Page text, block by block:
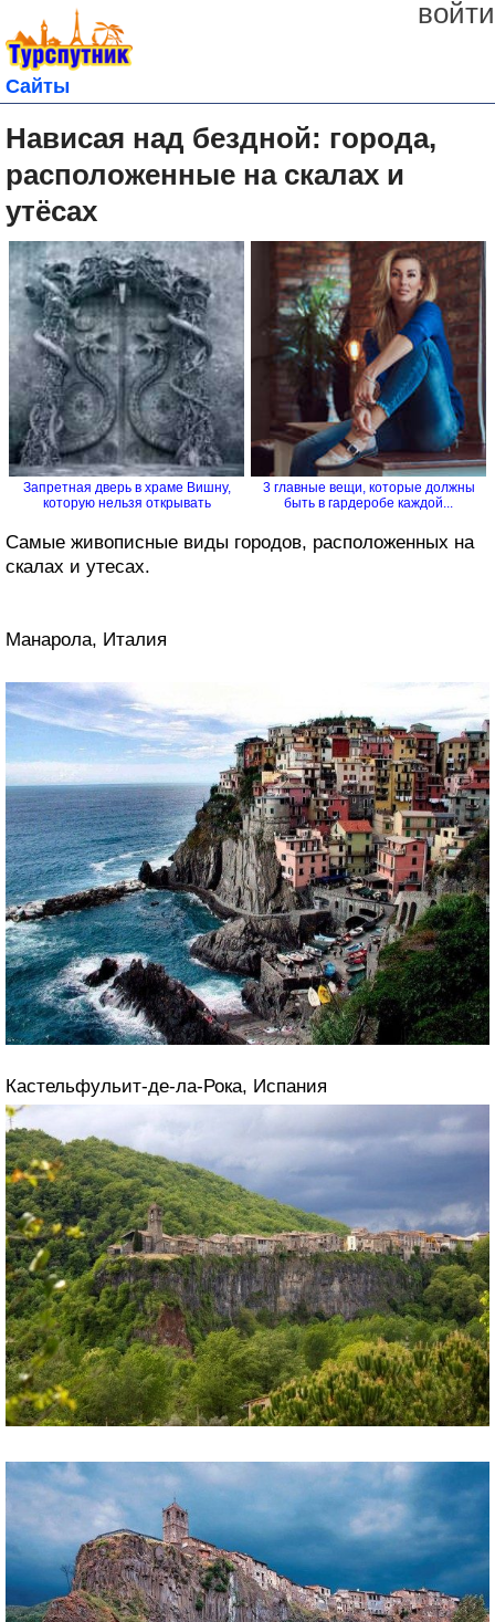
войти
Сайты
Нависая над бездной: города,
расположенные на скалах и
утёсах
Запретная дверь в храме Вишну,
которую нельзя открывать
3 главные вещи, которые должны
быть в гардеробе каждой...
Самые живописные виды городов, расположенных на
скалах и утесах.
Манарола, Италия
Кастельфульит-де-ла-Рока, Испания